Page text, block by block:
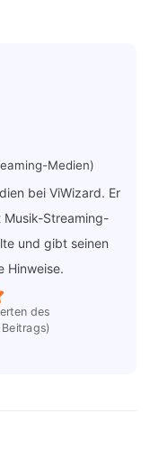
Medien)
bei ViWizard. Er
Streaming-
und gibt seinen
Hinweise.
des
Beitrags)